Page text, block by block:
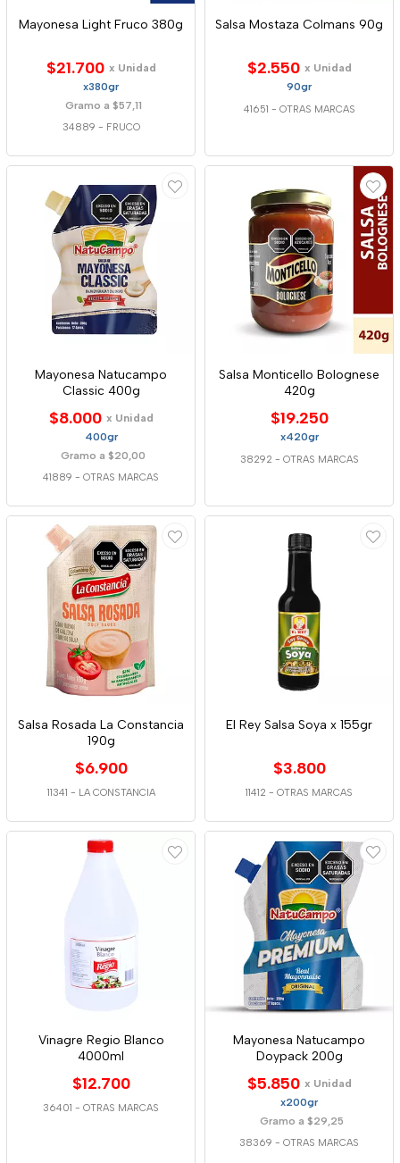
Mayonesa Light Fruco 380g
$21.700 x Unidad
x380gr
Gramo a $57,11
34889 - FRUCO
Salsa Mostaza Colmans 90g
$2.550 x Unidad
90gr
41651 - OTRAS MARCAS
Mayonesa Natucampo
Classic 400g
$8.000 x Unidad
400gr
Gramo a $20,00
41889 - OTRAS MARCAS
Salsa Monticello Bolognese
420g
$19.250
x420gr
38292 - OTRAS MARCAS
Salsa Rosada La Constancia
190g
$6.900
11341 - LA CONSTANCIA
El Rey Salsa Soya x 155gr
$3.800
11412 - OTRAS MARCAS
Vinagre Regio Blanco
4000ml
$12.700
36401 - OTRAS MARCAS
Mayonesa Natucampo
Doypack 200g
$5.850 x Unidad
x200gr
Gramo a $29,25
38369 - OTRAS MARCAS